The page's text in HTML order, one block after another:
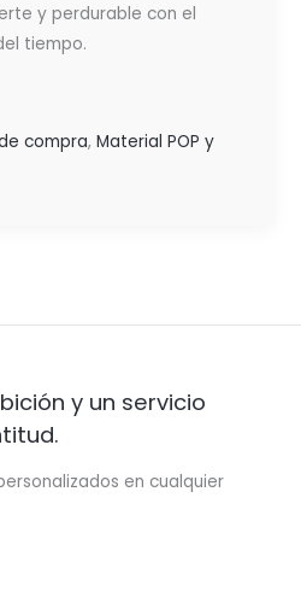
y perdurable con el
tiempo.
compra, Material POP y
y un servicio
en cualquier